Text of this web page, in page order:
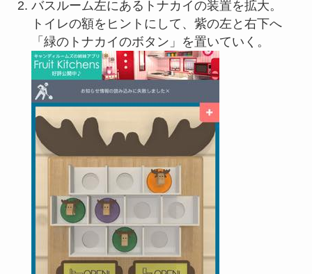
バスルーム左にあるトナカイの装置を拡大。
トイレの額をヒントにして、紫の左と右下へ
「緑のトナカイのボタン」を置いていく。